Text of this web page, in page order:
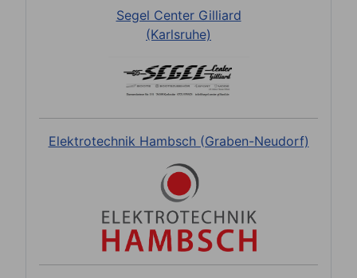
Segel Center Gilliard
(Karlsruhe)
Elektrotechnik Hambsch (Graben-Neudorf)